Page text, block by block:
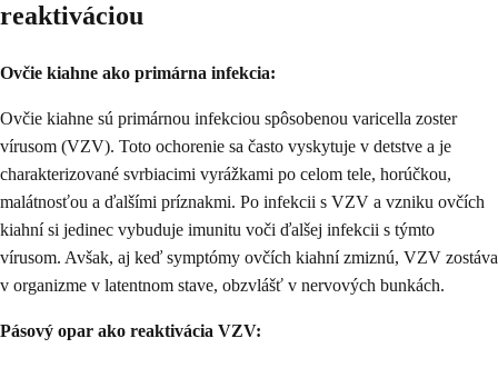
reaktiváciou
Ovčie kiahne ako primárna infekcia:
Ovčie kiahne sú primárnou infekciou spôsobenou varicella zoster
vírusom (VZV). Toto ochorenie sa často vyskytuje v detstve a je
charakterizované svrbiacimi vyrážkami po celom tele, horúčkou,
malátnosťou a ďalšími príznakmi. Po infekcii s VZV a vzniku ovčích
kiahní si jedinec vybuduje imunitu voči ďalšej infekcii s týmto
vírusom. Avšak, aj keď symptómy ovčích kiahní zmiznú, VZV zostáva
v organizme v latentnom stave, obzvlášť v nervových bunkách.
Pásový opar ako reaktivácia VZV: